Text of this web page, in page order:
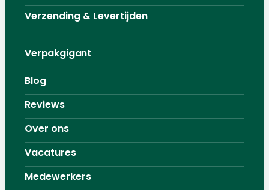
Verzending & Levertijden
Verpakgigant
Blog
Reviews
Over ons
Vacatures
Medewerkers